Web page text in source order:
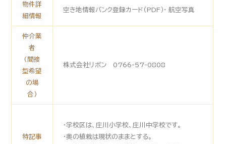
物件詳
細情報
空き地情報バンク登録カード（PDF）・ 航空写真
仲介業
者
(間接
型希望
の場
合)
株式会社リボン 0766-57-0808
特記事
・学校区は、庄川小学校、庄川中学校です。
・奥の植栽は現状のままとする。